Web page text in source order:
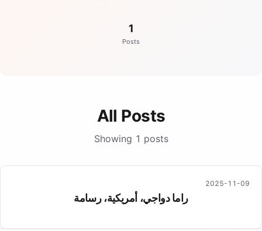
1
Posts
All Posts
Showing 1 posts
2025-11-09
راما دواجي، أمريكية، رسامة